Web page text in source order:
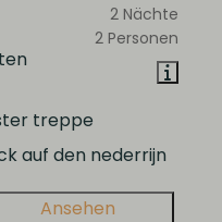
2 Nächte
2 Personen
treppe
auf den nederrijn
Ansehen